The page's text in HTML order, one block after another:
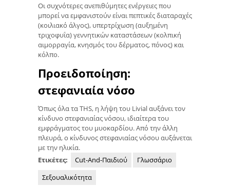
Οι συχνότερες ανεπιθύμητες ενέργειες που
μπορεί να εμφανιστούν είναι πεπτικές διαταραχές
(κοιλιακό άλγος), υπερτρίχωση (αυξημένη
τριχοφυΐα) γεννητικών καταστάσεων (κολπική
αιμορραγία, κνησμός του δέρματος, πόνος) και
κόλπο.
Προειδοποίηση:
στεφανιαία νόσο
Όπως όλα τα THS, η λήψη του Livial αυξάνει τον
κίνδυνο στεφανιαίας νόσου, ιδιαίτερα του
εμφράγματος του μυοκαρδίου. Από την άλλη
πλευρά, ο κίνδυνος στεφανιαίας νόσου αυξάνεται
με την ηλικία.
Ετικέτες:
Cut-And-Παιδιού
Γλωσσάριο
Σεξουαλικότητα